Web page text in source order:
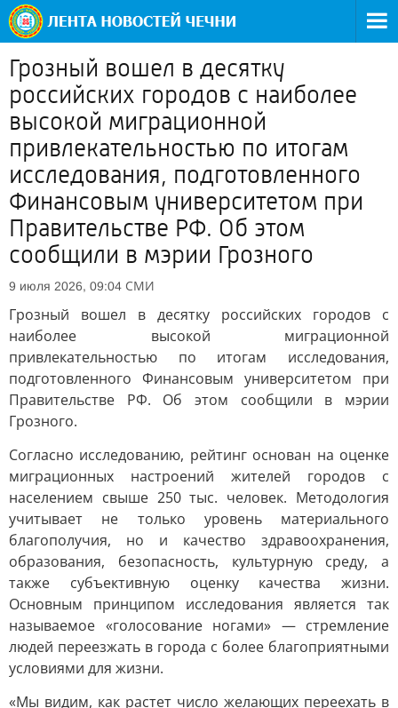
Грозный вошел в десятку
российских городов с наиболее
высокой миграционной
привлекательностью по итогам
исследования, подготовленного
Финансовым университетом при
Правительстве РФ. Об этом
сообщили в мэрии Грозного
9 июля 2026, 09:04 СМИ
Грозный вошел в десятку российских городов с
наиболее высокой миграционной
привлекательностью по итогам исследования,
подготовленного Финансовым университетом при
Правительстве РФ. Об этом сообщили в мэрии
Грозного.
Согласно исследованию, рейтинг основан на оценке
миграционных настроений жителей городов с
населением свыше 250 тыс. человек. Методология
учитывает не только уровень материального
благополучия, но и качество здравоохранения,
образования, безопасность, культурную среду, а
также субъективную оценку качества жизни.
Основным принципом исследования является так
называемое «голосование ногами» — стремление
людей переезжать в города с более благоприятными
условиями для жизни.
«Мы видим, как растет число желающих переехать в